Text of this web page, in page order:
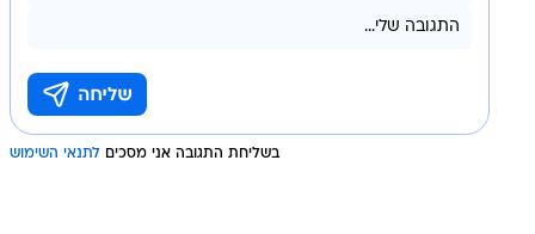
בשליחת התגובה אני מסכים לתנאי השימוש